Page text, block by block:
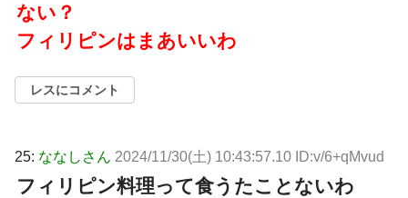
ない？
フィリピンはまあいいわ
レスにコメント
25: ななしさん 2024/11/30(土) 10:43:57.10 ID:v/6+qMvud
フィリピン料理って食うたことないわ